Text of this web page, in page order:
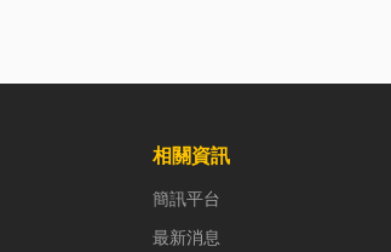
相關資訊
簡訊平台
最新消息